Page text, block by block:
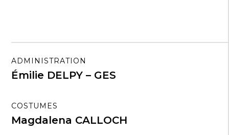
ADMINISTRATION
Émilie DELPY – GES
COSTUMES
Magdalena CALLOCH